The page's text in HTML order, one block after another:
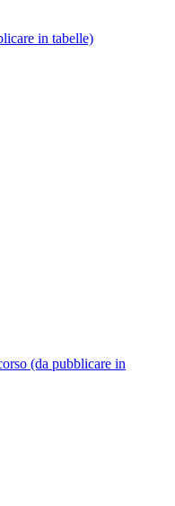
in tabelle)
(da pubblicare in